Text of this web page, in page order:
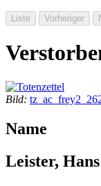
Bild:
Name
Leister, Hans